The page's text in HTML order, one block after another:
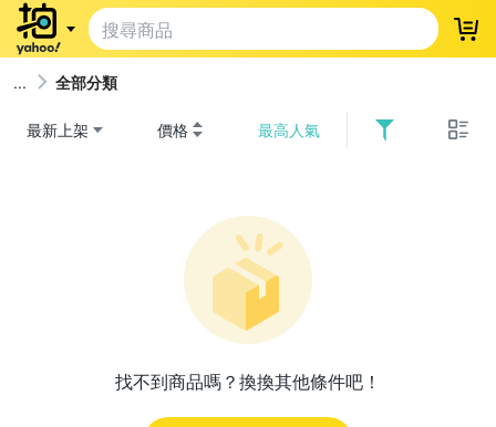
登
全部分類
最新上架 價格 最高人氣
找不到商品嗎？換換其他條件吧！